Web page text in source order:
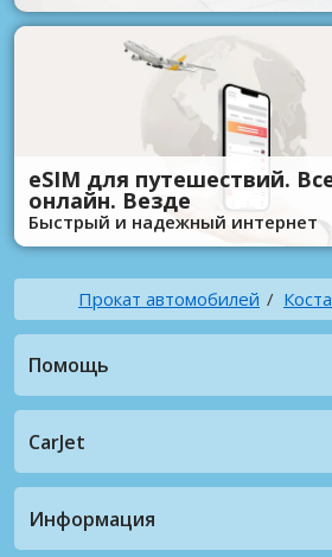
eSIM для путешествий.
онлайн. Везде
Быстрый и надежный интернет
Прокат автомобилей
Помощь
CarJet
Информация